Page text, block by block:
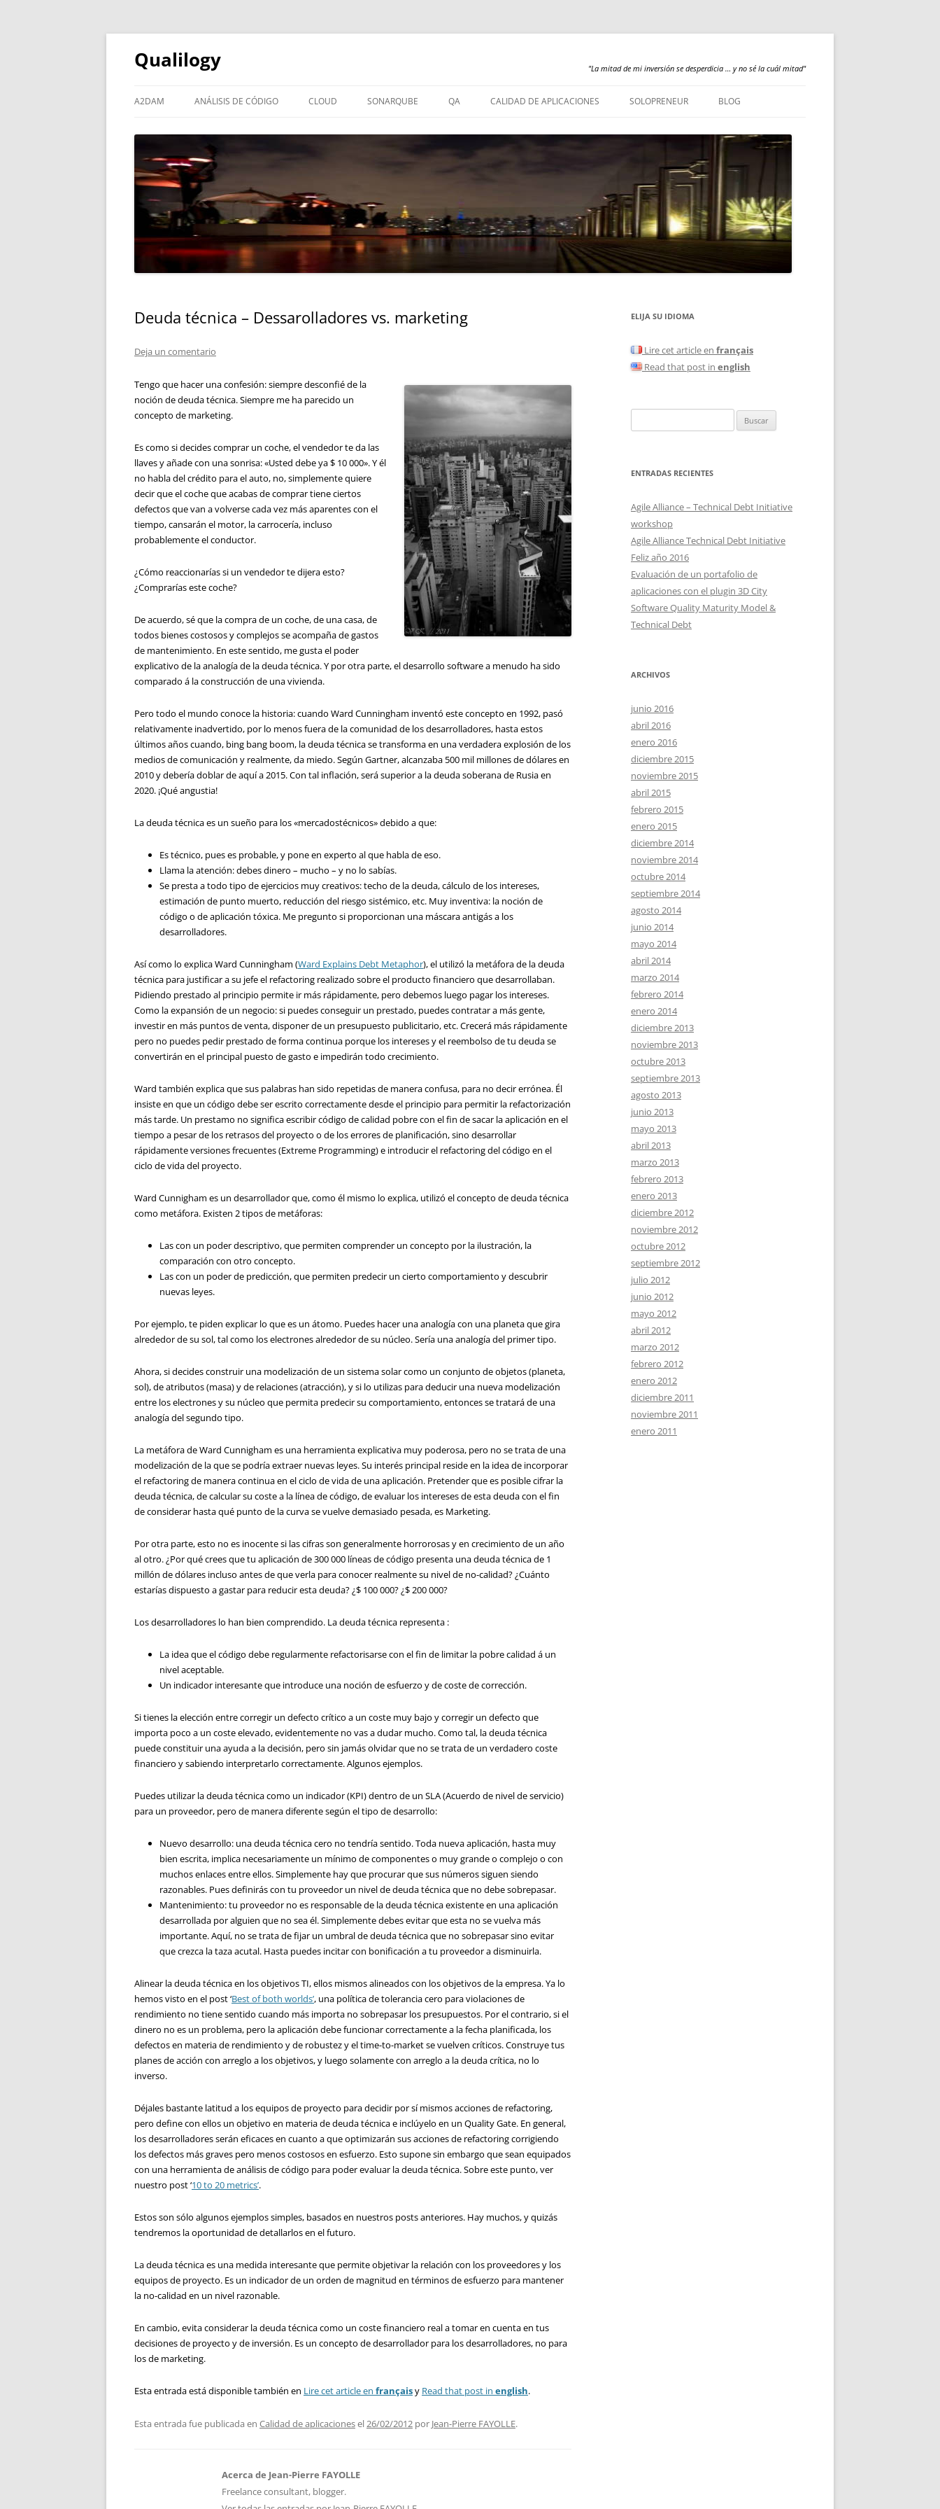
Qualilogy "La mitad de mi inversión se desperdicia … y no sé la cuál mitad"
contenido
A2DAM ANÁLISIS DE CÓDIGO CLOUD SONARQUBE
SONARQUBE – COBOL
SONARQUBE – PL/SQL
QA CALIDAD DE APLICACIONES SOLOPRENEUR BLOG
Deuda técnica – Dessarolladores vs. marketing
Deja un comentario
Tengo que hacer una confesión: siempre desconfié de la
noción de deuda técnica. Siempre me ha parecido un
concepto de marketing.
Es como si decides comprar un coche, el vendedor te da las
llaves y añade con una sonrisa: «Usted debe ya $ 10 000». Y él
no habla del crédito para el auto, no, simplemente quiere
decir que el coche que acabas de comprar tiene ciertos
defectos que van a volverse cada vez más aparentes con el
tiempo, cansarán el motor, la carrocería, incluso
probablemente el conductor.
¿Cómo reaccionarías si un vendedor te dijera esto?
¿Comprarías este coche?
De acuerdo, sé que la compra de un coche, de una casa, de
todos bienes costosos y complejos se acompaña de gastos
de mantenimiento. En este sentido, me gusta el poder
explicativo de la analogía de la deuda técnica. Y por otra parte, el desarrollo software a menudo ha sido
comparado á la construcción de una vivienda.
Pero todo el mundo conoce la historia: cuando Ward Cunningham inventó este concepto en 1992, pasó
relativamente inadvertido, por lo menos fuera de la comunidad de los desarrolladores, hasta estos
últimos años cuando, bing bang boom, la deuda técnica se transforma en una verdadera explosión de los
medios de comunicación y realmente, da miedo. Según Gartner, alcanzaba 500 mil millones de dólares en
2010 y debería doblar de aquí a 2015. Con tal inflación, será superior a la deuda soberana de Rusia en
2020. ¡Qué angustia!
La deuda técnica es un sueño para los «mercadostécnicos» debido a que:
Es técnico, pues es probable, y pone en experto al que habla de eso.
Llama la atención: debes dinero – mucho – y no lo sabías.
Se presta a todo tipo de ejercicios muy creativos: techo de la deuda, cálculo de los intereses,
estimación de punto muerto, reducción del riesgo sistémico, etc. Muy inventiva: la noción de
código o de aplicación tóxica. Me pregunto si proporcionan una máscara antigás a los
desarrolladores.
Así como lo explica Ward Cunningham (Ward Explains Debt Metaphor), el utilizó la metáfora de la deuda
técnica para justificar a su jefe el refactoring realizado sobre el producto financiero que desarrollaban.
Pidiendo prestado al principio permite ir más rápidamente, pero debemos luego pagar los intereses.
Como la expansión de un negocio: si puedes conseguir un prestado, puedes contratar a más gente,
investir en más puntos de venta, disponer de un presupuesto publicitario, etc. Crecerá más rápidamente
pero no puedes pedir prestado de forma continua porque los intereses y el reembolso de tu deuda se
convertirán en el principal puesto de gasto e impedirán todo crecimiento.
Ward también explica que sus palabras han sido repetidas de manera confusa, para no decir errónea. Él
insiste en que un código debe ser escrito correctamente desde el principio para permitir la refactorización
más tarde. Un prestamo no significa escribir código de calidad pobre con el fin de sacar la aplicación en el
tiempo a pesar de los retrasos del proyecto o de los errores de planificación, sino desarrollar
rápidamente versiones frecuentes (Extreme Programming) e introducir el refactoring del código en el
ciclo de vida del proyecto.
Ward Cunnigham es un desarrollador que, como él mismo lo explica, utilizó el concepto de deuda técnica
como metáfora. Existen 2 tipos de metáforas:
Las con un poder descriptivo, que permiten comprender un concepto por la ilustración, la
comparación con otro concepto.
Las con un poder de predicción, que permiten predecir un cierto comportamiento y descubrir
nuevas leyes.
Por ejemplo, te piden explicar lo que es un átomo. Puedes hacer una analogía con una planeta que gira
alrededor de su sol, tal como los electrones alrededor de su núcleo. Sería una analogía del primer tipo.
Ahora, si decides construir una modelización de un sistema solar como un conjunto de objetos (planeta,
sol), de atributos (masa) y de relaciones (atracción), y si lo utilizas para deducir una nueva modelización
entre los electrones y su núcleo que permita predecir su comportamiento, entonces se tratará de una
analogía del segundo tipo.
La metáfora de Ward Cunnigham es una herramienta explicativa muy poderosa, pero no se trata de una
modelización de la que se podría extraer nuevas leyes. Su interés principal reside en la idea de incorporar
el refactoring de manera continua en el ciclo de vida de una aplicación. Pretender que es posible cifrar la
deuda técnica, de calcular su coste a la línea de código, de evaluar los intereses de esta deuda con el fin
de considerar hasta qué punto de la curva se vuelve demasiado pesada, es Marketing.
Por otra parte, esto no es inocente si las cifras son generalmente horrorosas y en crecimiento de un año
al otro. ¿Por qué crees que tu aplicación de 300 000 líneas de código presenta una deuda técnica de 1
millón de dólares incluso antes de que verla para conocer realmente su nivel de no-calidad? ¿Cuánto
estarías dispuesto a gastar para reducir esta deuda? ¿$ 100 000? ¿$ 200 000?
Los desarrolladores lo han bien comprendido. La deuda técnica representa :
La idea que el código debe regularmente refactorisarse con el fin de limitar la pobre calidad á un
nivel aceptable.
Un indicador interesante que introduce una noción de esfuerzo y de coste de corrección.
Si tienes la elección entre corregir un defecto crítico a un coste muy bajo y corregir un defecto que
importa poco a un coste elevado, evidentemente no vas a dudar mucho. Como tal, la deuda técnica
puede constituir una ayuda a la decisión, pero sin jamás olvidar que no se trata de un verdadero coste
financiero y sabiendo interpretarlo correctamente. Algunos ejemplos.
Puedes utilizar la deuda técnica como un indicador (KPI) dentro de un SLA (Acuerdo de nivel de servicio)
para un proveedor, pero de manera diferente según el tipo de desarrollo:
Nuevo desarrollo: una deuda técnica cero no tendría sentido. Toda nueva aplicación, hasta muy
bien escrita, implica necesariamente un mínimo de componentes o muy grande o complejo o con
muchos enlaces entre ellos. Simplemente hay que procurar que sus números siguen siendo
razonables. Pues definirás con tu proveedor un nivel de deuda técnica que no debe sobrepasar.
Mantenimiento: tu proveedor no es responsable de la deuda técnica existente en una aplicación
desarrollada por alguien que no sea él. Simplemente debes evitar que esta no se vuelva más
importante. Aquí, no se trata de fijar un umbral de deuda técnica que no sobrepasar sino evitar
que crezca la taza acutal. Hasta puedes incitar con bonificación a tu proveedor a disminuirla.
Alinear la deuda técnica en los objetivos TI, ellos mismos alineados con los objetivos de la empresa. Ya lo
hemos visto en el post ‘Best of both worlds’, una política de tolerancia cero para violaciones de
rendimiento no tiene sentido cuando más importa no sobrepasar los presupuestos. Por el contrario, si el
dinero no es un problema, pero la aplicación debe funcionar correctamente a la fecha planificada, los
defectos en materia de rendimiento y de robustez y el time-to-market se vuelven críticos. Construye tus
planes de acción con arreglo a los objetivos, y luego solamente con arreglo a la deuda crítica, no lo
inverso.
Déjales bastante latitud a los equipos de proyecto para decidir por sí mismos acciones de refactoring,
pero define con ellos un objetivo en materia de deuda técnica e inclúyelo en un Quality Gate. En general,
los desarrolladores serán eficaces en cuanto a que optimizarán sus acciones de refactoring corrigiendo
los defectos más graves pero menos costosos en esfuerzo. Esto supone sin embargo que sean equipados
con una herramienta de análisis de código para poder evaluar la deuda técnica. Sobre este punto, ver
nuestro post ‘10 to 20 metrics’.
Estos son sólo algunos ejemplos simples, basados ​​en nuestros posts anteriores. Hay muchos, y quizás
tendremos la oportunidad de detallarlos en el futuro.
La deuda técnica es una medida interesante que permite objetivar la relación con los proveedores y los
equipos de proyecto. Es un indicador de un orden de magnitud en términos de esfuerzo para mantener
la no-calidad en un nivel razonable.
En cambio, evita considerar la deuda técnica como un coste financiero real a tomar en cuenta en tus
decisiones de proyecto y de inversión. Es un concepto de desarrollador para los desarrolladores, no para
los de marketing.
Esta entrada está disponible también en Lire cet article en françaisy Read that post in english.
Esta entrada fue publicada en Calidad de aplicacionesel26/02/2012 por Jean-Pierre FAYOLLE.
Acerca de Jean-Pierre FAYOLLE
Freelance consultant, blogger.
ELIJA SU IDIOMA
Lire cet article en français
Read that post in english
ENTRADAS RECIENTES
Agile Alliance – Technical Debt Initiative
workshop
Agile Alliance Technical Debt Initiative
Feliz año 2016
Evaluación de un portafolio de
aplicaciones con el plugin 3D City
Software Quality Maturity Model &
Technical Debt
ARCHIVOS
junio 2016
abril 2016
enero 2016
diciembre 2015
noviembre 2015
abril 2015
febrero 2015
enero 2015
diciembre 2014
noviembre 2014
octubre 2014
septiembre 2014
agosto 2014
junio 2014
mayo 2014
abril 2014
marzo 2014
febrero 2014
enero 2014
diciembre 2013
noviembre 2013
octubre 2013
septiembre 2013
agosto 2013
junio 2013
mayo 2013
abril 2013
marzo 2013
febrero 2013
enero 2013
diciembre 2012
noviembre 2012
octubre 2012
septiembre 2012
julio 2012
junio 2012
mayo 2012
abril 2012
marzo 2012
febrero 2012
enero 2012
diciembre 2011
noviembre 2011
enero 2011